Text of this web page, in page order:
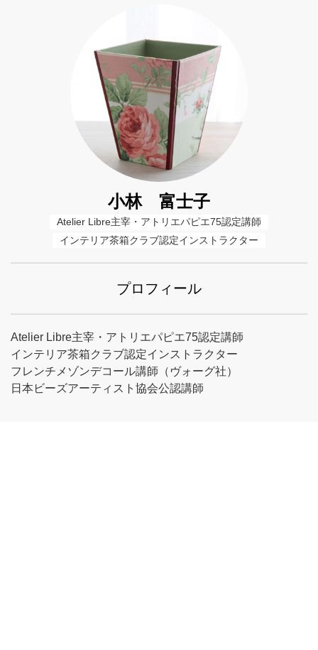
小林 富士子
Atelier Libre主宰・アトリエパピエ75認定講師
インテリア茶箱クラブ認定インストラクター
プロフィール
Atelier Libre主宰・アトリエパピエ75認定講師
インテリア茶箱クラブ認定インストラクター
フレンチメゾンデコール講師（ヴォーグ社）
日本ビーズアーティスト協会公認講師